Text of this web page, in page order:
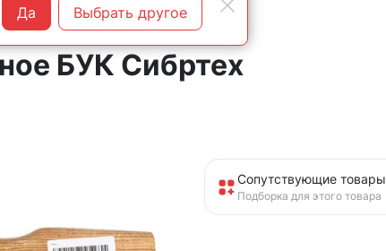
БУК Сибртех
Сопутствующие товары
Подборка для этого товара
Да Выбрать другое